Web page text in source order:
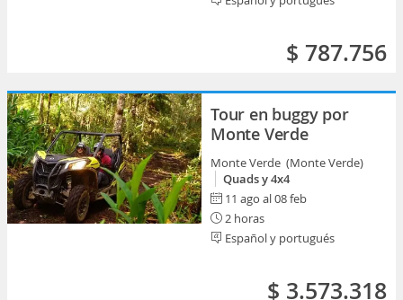
$ 787.756
Tour en buggy por
Monte Verde
Monte Verde (Monte Verde)
Quads y 4x4
11 ago al 08 feb
2 horas
Español y portugués
$ 3.573.318